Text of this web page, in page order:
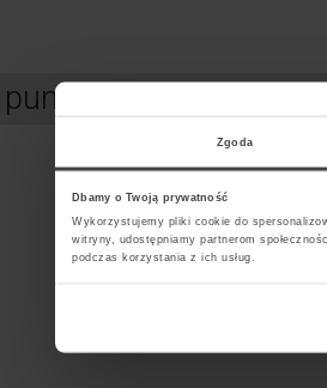
Zgoda
Dbamy o Twoją prywatność
Wykorzystujemy pliki cookie do
witryny, udostępniamy partnerom
podczas korzystania z ich usług.
kurierski UPS